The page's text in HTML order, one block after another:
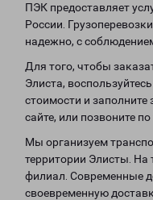
ПЭК предоставляет
России.
надежно, с
Для того, чтобы
Элиста,
стоимости и
сайте, или позвоните
Мы организуем
территории Элисты. На
филиал. Современные
своевременную